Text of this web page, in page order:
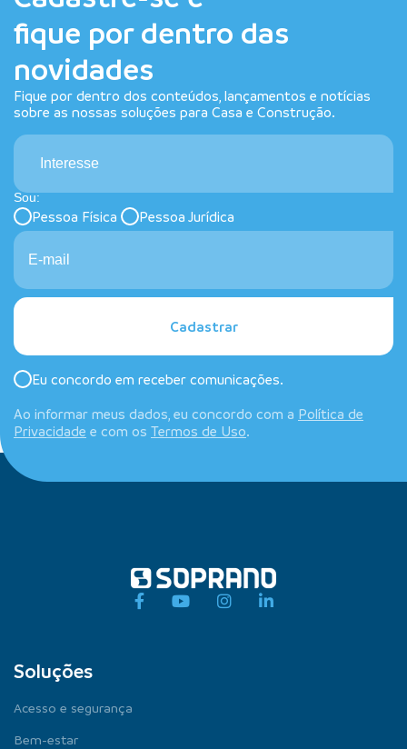
fique por dentro das
novidades
Fique por dentro dos conteúdos, lançamentos e notícias
sobre as nossas soluções para Casa e Construção.
Interesse
Sou:
Pessoa Física Pessoa Jurídica
Cadastrar
Eu concordo em receber comunicações.
Ao informar meus dados, eu concordo com a Política de
Privacidade e com os Termos de Uso.
Soluções
Acesso e segurança
Bem-estar